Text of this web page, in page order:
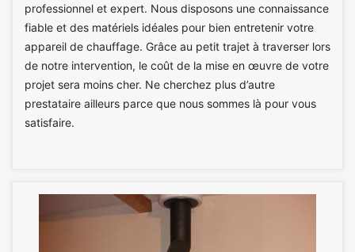
professionnel et expert. Nous disposons une connaissance
fiable et des matériels idéales pour bien entretenir votre
appareil de chauffage. Grâce au petit trajet à traverser lors
de notre intervention, le coût de la mise en œuvre de votre
projet sera moins cher. Ne cherchez plus d’autre
prestataire ailleurs parce que nous sommes là pour vous
satisfaire.